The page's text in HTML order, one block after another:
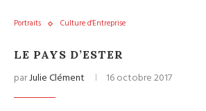
Portraits Culture d'Entreprise
LE PAYS D’ESTER
parJulie Clément 16 octobre 2017